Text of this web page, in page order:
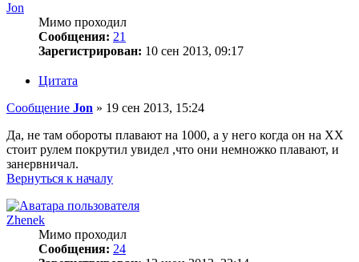
Jon
Мимо проходил
Сообщения: 21
Зарегистрирован: 10 сен 2013, 09:17
Цитата
Сообщение Jon » 19 сен 2013, 15:24
Да, не там обороты плавают на 1000, а у него когда он на ХХ
стоит рулем покрутил увидел ,что они немножко плавают, и
занервничал.
Вернуться к началу
Zhenek
Мимо проходил
Сообщения: 24